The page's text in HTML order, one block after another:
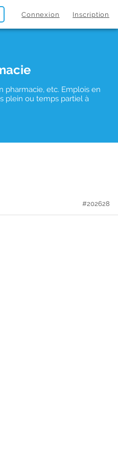
Connexion Inscription
pharmacie, etc. Emplois en
plein ou temps partiel à
#202628